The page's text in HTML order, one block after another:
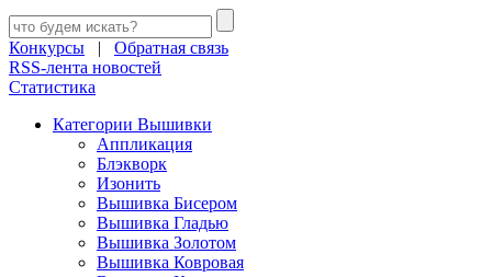
Конкурсы | Обратная связь
RSS-лента новостей
Статистика
Категории Вышивки
Аппликация
Блэкворк
Изонить
Вышивка Бисером
Вышивка Гладью
Вышивка Золотом
Вышивка Ковровая